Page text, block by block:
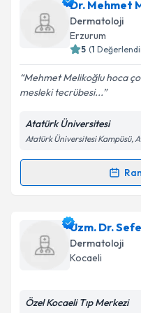
Dr. Rukiye Kaymaz
oluşturun. Size bu
takvim
Kişisel
Metni'ni okudum
kapsamda
Dr. Mehmet
Dermatoloji
Erzurum
5 (1
Mehmet Melikoğlu hoca
mesleki tecrübesi...
Atatürk Üniversitesi
Atatürk Üniversitesi Kampüsü,
Randevu
Dr. Mehmet
oluşturun. Size bu
takvim
Uzm. Dr.
Dermatoloji
Kocaeli
Özel Kocaeli Tıp Merkezi